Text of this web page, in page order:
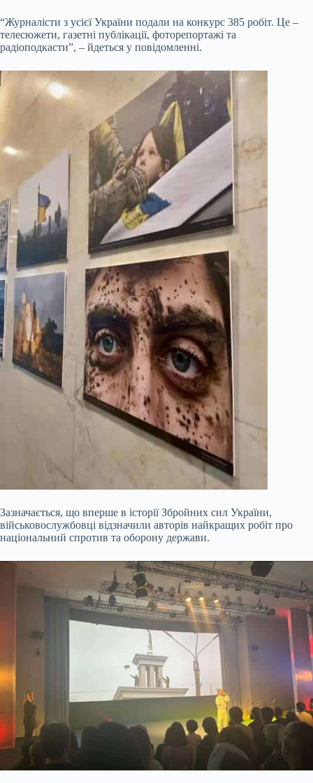
“Журналісти з усієї України подали на конкурс 385 робіт. Це –
телесюжети, газетні публікації, фоторепортажі та
радіоподкасти”, – йдеться у повідомленні.
Зазначається, що вперше в історії Збройних сил України,
військовослужбовці відзначили авторів найкращих робіт про
національний спротив та оборону держави.